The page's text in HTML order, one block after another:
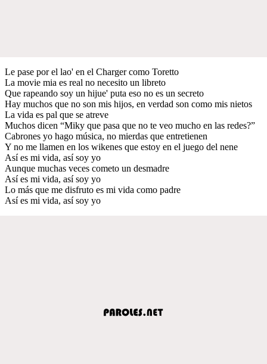
Le pase por el lao' en el Charger como Toretto
La movie mia es real no necesito un libreto
Que rapeando soy un hijue' puta eso no es un secreto
Hay muchos que no son mis hijos, en verdad son como mis nietos
La vida es pal que se atreve
Muchos dicen “Miky que pasa que no te veo mucho en las redes?”
Cabrones yo hago música, no mierdas que entretienen
Y no me llamen en los wikenes que estoy en el juego del nene
Así es mi vida, así soy yo
Aunque muchas veces cometo un desmadre
Así es mi vida, así soy yo
Lo más que me disfruto es mi vida como padre
Así es mi vida, así soy yo